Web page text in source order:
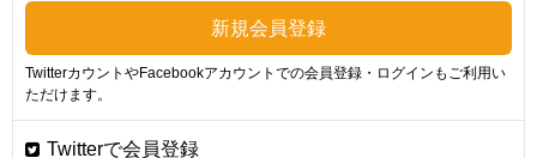
TwitterカウントやFacebookアカウントでの会員登録・ログインもご利用い
ただけます。